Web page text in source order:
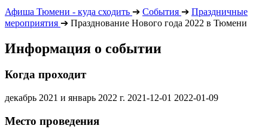
Афиша Тюмени - куда сходить ➔ События ➔ Праздничные
мероприятия ➔ Празднование Нового года 2022 в Тюмени
Информация о событии
Когда проходит
декабрь 2021 и январь 2022 г. 2021-12-01 2022-01-09
Место проведения